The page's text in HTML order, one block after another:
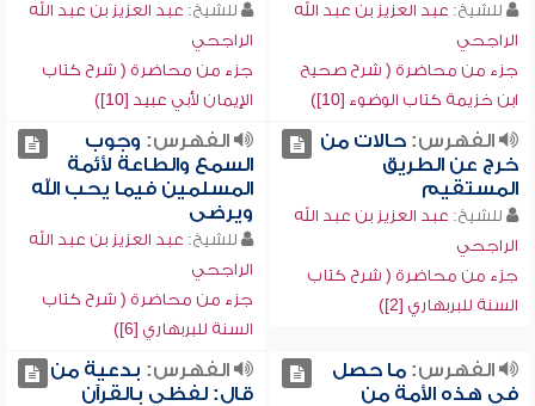
للشيخ: عبد العزيز بن عبد الله
الراجحي
جزء من محاضرة ( شرح صحيح
ابن خزيمة كتاب الوضوء [10])
للشيخ: عبد العزيز بن عبد الله
الراجحي
جزء من محاضرة ( شرح كتاب
الإيمان لأبي عبيد [10])
الفهرس:حالات من
خرج عن الطريق
المستقيم
للشيخ: عبد العزيز بن عبد الله
الراجحي
جزء من محاضرة ( شرح كتاب
السنة للبربهاري [2])
الفهرس: وجوب
السمع والطاعة لأئمة
المسلمين فيما يحب الله
ويرضى
للشيخ: عبد العزيز بن عبد الله
الراجحي
جزء من محاضرة ( شرح كتاب
السنة للبربهاري [6])
الفهرس:ما حصل
في هذه الأمة من
الفهرس: بدعية من
قال: لفظي بالقرآن